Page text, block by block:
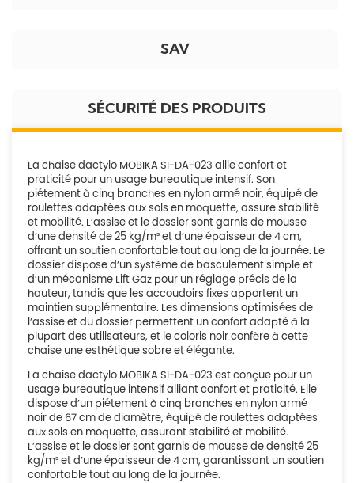
SAV
SÉCURITÉ DES PRODUITS
La chaise dactylo MOBIKA SI-DA-023 allie confort et
praticité pour un usage bureautique intensif. Son
piétement à cinq branches en nylon armé noir, équipé de
roulettes adaptées aux sols en moquette, assure stabilité
et mobilité. L’assise et le dossier sont garnis de mousse
d’une densité de 25 kg/m³ et d’une épaisseur de 4 cm,
offrant un soutien confortable tout au long de la journée. Le
dossier dispose d’un système de basculement simple et
d’un mécanisme Lift Gaz pour un réglage précis de la
hauteur, tandis que les accoudoirs fixes apportent un
maintien supplémentaire. Les dimensions optimisées de
l’assise et du dossier permettent un confort adapté à la
plupart des utilisateurs, et le coloris noir confère à cette
chaise une esthétique sobre et élégante.
La chaise dactylo MOBIKA SI-DA-023 est conçue pour un
usage bureautique intensif alliant confort et praticité. Elle
dispose d’un piétement à cinq branches en nylon armé
noir de 67 cm de diamètre, équipé de roulettes adaptées
aux sols en moquette, assurant stabilité et mobilité.
L’assise et le dossier sont garnis de mousse de densité 25
kg/m³ et d’une épaisseur de 4 cm, garantissant un soutien
confortable tout au long de la journée.